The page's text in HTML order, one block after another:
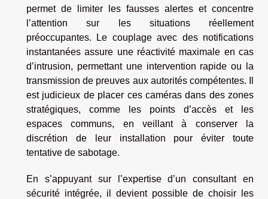
permet de limiter les fausses alertes et concentre
l’attention sur les situations réellement
préoccupantes. Le couplage avec des notifications
instantanées assure une réactivité maximale en cas
d’intrusion, permettant une intervention rapide ou la
transmission de preuves aux autorités compétentes. Il
est judicieux de placer ces caméras dans des zones
stratégiques, comme les points d’accès et les
espaces communs, en veillant à conserver la
discrétion de leur installation pour éviter toute
tentative de sabotage.
En s’appuyant sur l’expertise d’un consultant en
sécurité intégrée, il devient possible de choisir les